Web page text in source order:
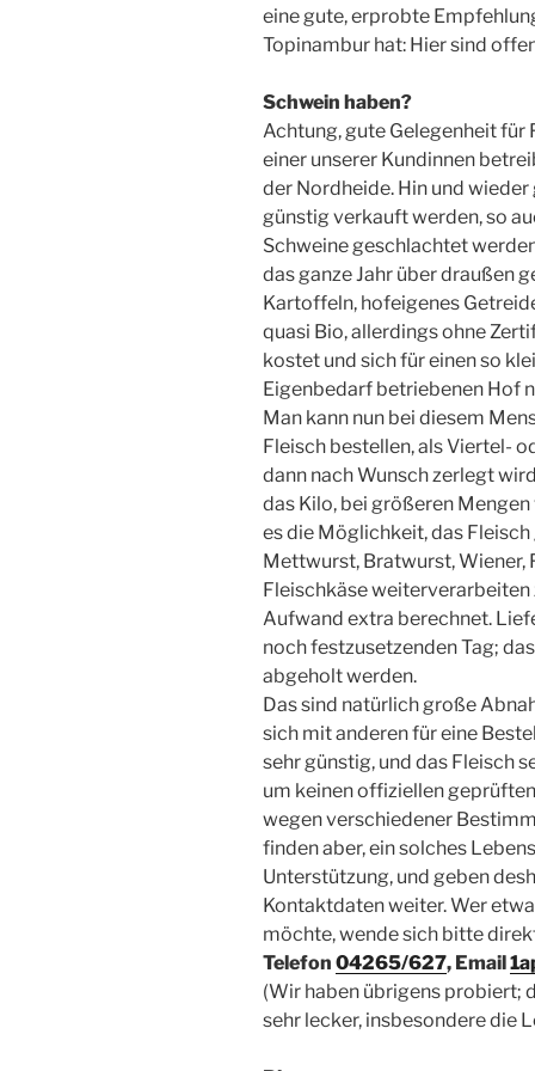
eine gute, erprobte
Topinambur hat: Hier sind
Schwein haben?
Achtung, gute Gelegenheit
einer unserer Kundinnen
der Nordheide. Hin und
günstig verkauft werden, so
Schweine geschlachtet
das ganze Jahr über draußen
Kartoffeln, hofeigenes
quasi Bio, allerdings ohne
kostet und sich für einen so
Eigenbedarf betriebenen Hof
Man kann nun bei diesem
Fleisch bestellen, als Viertel-
dann nach Wunsch zerlegt
das Kilo, bei größeren
es die Möglichkeit, das
Mettwurst, Bratwurst, Wiener,
Fleischkäse weiterverarbeiten
Aufwand extra berechnet.
noch festzusetzenden Tag;
abgeholt werden.
Das sind natürlich große
sich mit anderen für eine
sehr günstig, und das Fleisch
um keinen offiziellen
wegen verschiedener
finden aber, ein solches
Unterstützung, und geben
Kontaktdaten weiter. Wer
möchte, wende sich bitte
Telefon 04265/627, Email
(Wir haben übrigens probiert;
sehr lecker, insbesondere die